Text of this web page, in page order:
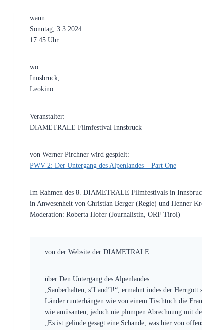
wann:
Sonntag, 3.3.2024
17:45 Uhr
wo:
Innsbruck,
Leokino
Veranstalter:
DIAMETRALE Filmfestival Innsbruck
von Werner Pirchner wird gespielt:
PWV 2: Der Untergang des Alpenlandes – Part One
Im Rahmen des 8. DIAMETRALE Filmfestivals in
in Anwesenheit von Christian Berger (Regie) und Henner
Moderation: Roberta Hofer (Journalistin, ORF Tirol)
von der Website der DIAMETRALE:
über Den Untergang des Alpenlandes:
„Sauberhalten, s’Land’l!“, ermahnt indes der
Länder runterhängen wie von einem Tischtuch die
wie amüsanten, jedoch nie plumpen Abrechnung mit
„Es ist gelinde gesagt eine Schande, was hier von